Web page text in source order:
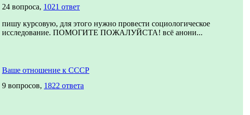
24 вопроса, 1021 ответ
пишу курсовую, для этого нужно провести социологическое
исследование. ПОМОГИТЕ ПОЖАЛУЙСТА! всё анони...
Ваше отношение к СССР
9 вопросов, 1822 ответа